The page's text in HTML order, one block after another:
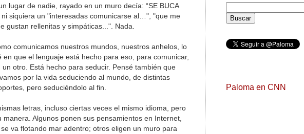
lugar de nadie, rayado en un muro decía: “SE BUCA
ni siquiera un "interesadas comunicarse al…", "que me
gustan rellenitas y simpáticas...". Nada.
comunicamos nuestros mundos, nuestros anhelos, lo
en que el lenguaje está hecho para eso, para comunicar,
otro. Está hecho para seducir. Pensé también que
por la vida seduciendo al mundo, de distintas
pero seduciéndolo al fin.
letras, incluso ciertas veces el mismo idioma, pero
manera. Algunos ponen sus pensamientos en Internet,
va flotando mar adentro; otros eligen un muro para
Paloma en CNN